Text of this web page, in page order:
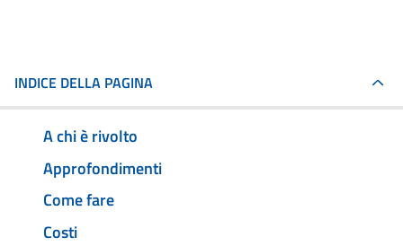
INDICE DELLA PAGINA
A chi è rivolto
Approfondimenti
Come fare
Costi